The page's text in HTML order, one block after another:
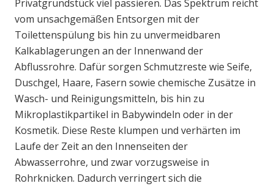
Privatgrundstück viel passieren. Das Spektrum reicht
vom unsachgemäßen Entsorgen mit der
Toilettenspülung bis hin zu unvermeidbaren
Kalkablagerungen an der Innenwand der
Abflussrohre. Dafür sorgen Schmutzreste wie Seife,
Duschgel, Haare, Fasern sowie chemische Zusätze in
Wasch- und Reinigungsmitteln, bis hin zu
Mikroplastikpartikel in Babywindeln oder in der
Kosmetik. Diese Reste klumpen und verhärten im
Laufe der Zeit an den Innenseiten der
Abwasserrohre, und zwar vorzugsweise in
Rohrknicken. Dadurch verringert sich die